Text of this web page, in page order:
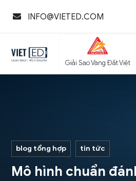
INFO@VIETED.COM
Giải Sao Vàng Đất Việt
blog tổng hợp tin tức
Mô hình chuẩn